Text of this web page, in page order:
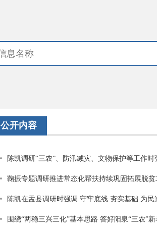
公开内容
陈凯调研“三农”、防汛减灾、文物保护等工作
鞠振专题调研推进常态化帮扶持续巩固拓展脱
陈凯在盂县调研时强调 守牢底线 夯实基础 为
围绕“两稳三兴三化”基本思路 答好阳泉“三农